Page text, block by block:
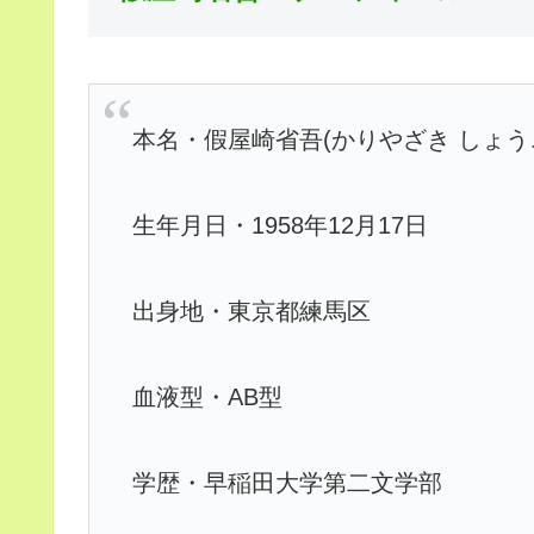
本名・假屋崎省吾(かりやざき しょ
生年月日・1958年12月17日
出身地・東京都練馬区
血液型・AB型
学歴・早稲田大学第二文学部